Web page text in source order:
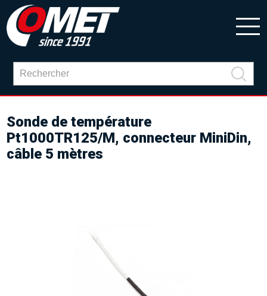
Sonde de température
Pt1000TR125/M, connecteur MiniDin,
câble 5 mètres